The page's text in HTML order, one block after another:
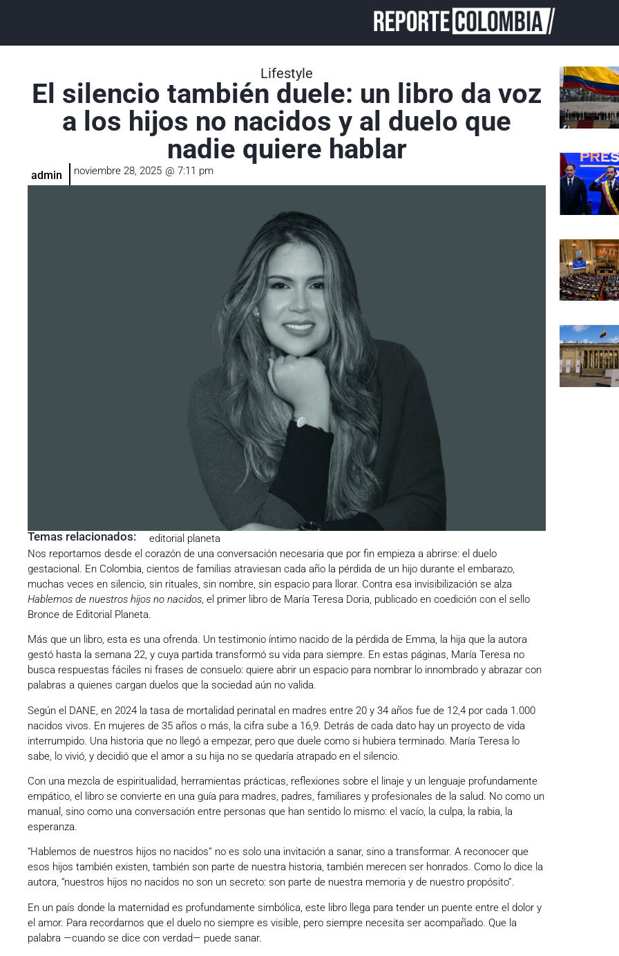
Lifestyle
El silencio también duele: un libro da voz
a los hijos no nacidos y al duelo que
nadie quiere hablar
admin noviembre 28, 2025 @ 7:11 pm
Temas relacionados:
editorial planeta
Nos reportamos desde el corazón de una conversación necesaria que por fin empieza a abrirse: el duelo
gestacional. En Colombia, cientos de familias atraviesan cada año la pérdida de un hijo durante el embarazo,
muchas veces en silencio, sin rituales, sin nombre, sin espacio para llorar. Contra esa invisibilización se alza
Hablemos de nuestros hijos no nacidos, el primer libro de María Teresa Doria, publicado en coedición con el sello
Bronce de Editorial Planeta.
Más que un libro, esta es una ofrenda. Un testimonio íntimo nacido de la pérdida de Emma, la hija que la autora
gestó hasta la semana 22, y cuya partida transformó su vida para siempre. En estas páginas, María Teresa no
busca respuestas fáciles ni frases de consuelo: quiere abrir un espacio para nombrar lo innombrado y abrazar con
palabras a quienes cargan duelos que la sociedad aún no valida.
Según el DANE, en 2024 la tasa de mortalidad perinatal en madres entre 20 y 34 años fue de 12,4 por cada 1.000
nacidos vivos. En mujeres de 35 años o más, la cifra sube a 16,9. Detrás de cada dato hay un proyecto de vida
interrumpido. Una historia que no llegó a empezar, pero que duele como si hubiera terminado. María Teresa lo
sabe, lo vivió, y decidió que el amor a su hija no se quedaría atrapado en el silencio.
Con una mezcla de espiritualidad, herramientas prácticas, reflexiones sobre el linaje y un lenguaje profundamente
empático, el libro se convierte en una guía para madres, padres, familiares y profesionales de la salud. No como un
manual, sino como una conversación entre personas que han sentido lo mismo: el vacío, la culpa, la rabia, la
esperanza.
“Hablemos de nuestros hijos no nacidos” no es solo una invitación a sanar, sino a transformar. A reconocer que
esos hijos también existen, también son parte de nuestra historia, también merecen ser honrados. Como lo dice la
autora, “nuestros hijos no nacidos no son un secreto: son parte de nuestra memoria y de nuestro propósito”.
En un país donde la maternidad es profundamente simbólica, este libro llega para tender un puente entre el dolor y
el amor. Para recordarnos que el duelo no siempre es visible, pero siempre necesita ser acompañado. Que la
palabra —cuando se dice con verdad— puede sanar.